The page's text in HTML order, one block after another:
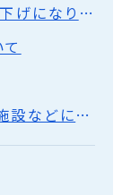
選挙権年齢が18歳以上に引き下げになりました
指定された病院や高齢者福祉施設などに入所している場合